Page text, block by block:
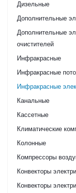
Дизельные
Дополнительные
Дополнительные
очистителей
Инфракрасные
Инфракрасные
Инфракрасные
Канальные
Кассетные
Климатические
Колонные
Компрессоры
Конвекторы
Конвекторы